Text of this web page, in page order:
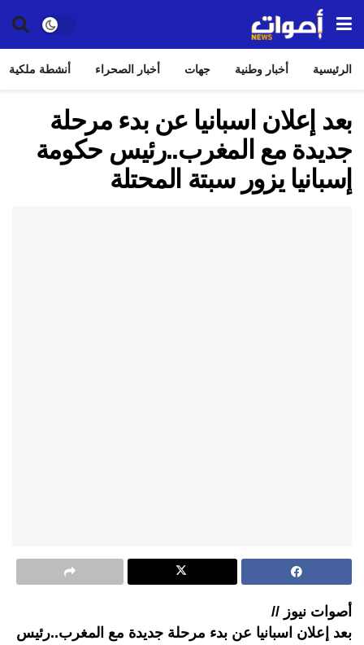
الرئيسية أخبار وطنية جهات أخبار الصحراء أنشطة ملكية
بعد إعلان اسبانيا عن بدء مرحلة
جديدة مع المغرب..رئيس حكومة
إسبانيا يزور سبتة المحتلة
أصوات نيوز //
بعد إعلان اسبانيا عن بدء مرحلة جديدة مع المغرب..رئيس